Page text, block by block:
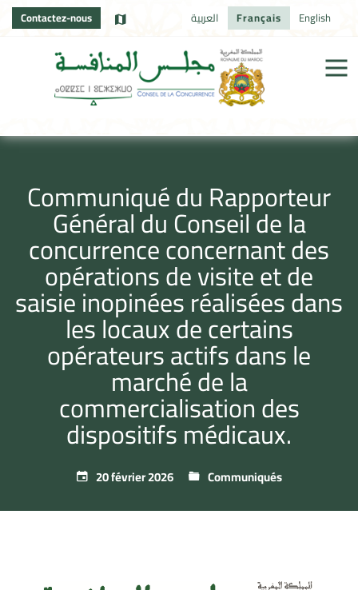
Contactez-nous العربية Français English
Communiqué du Rapporteur
Général du Conseil de la
concurrence concernant des
opérations de visite et de
saisie inopinées réalisées dans
les locaux de certains
opérateurs actifs dans le
marché de la
commercialisation des
dispositifs médicaux.
20 février 2026 Communiqués